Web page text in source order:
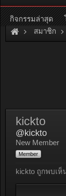
หรื
สมาชิก
kickto
@kickto
New Member
Member
kickto ถูกพบเห็
กิจกรรมล่าสุด